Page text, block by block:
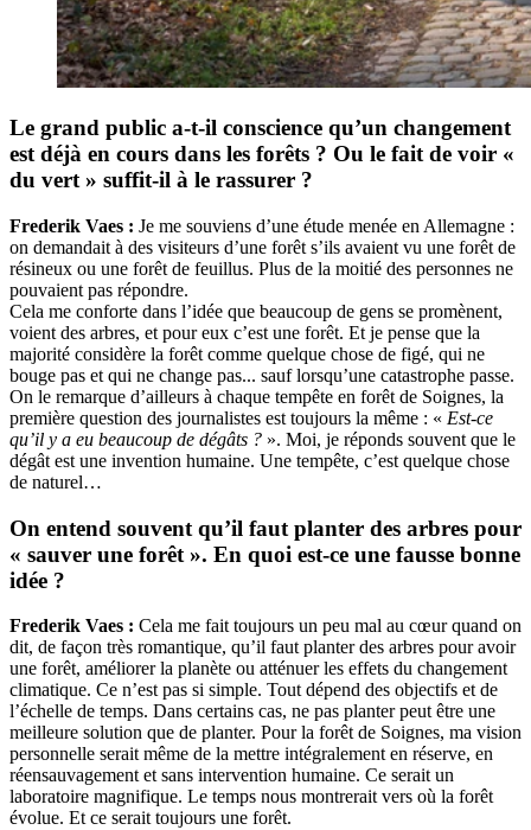
Le grand public a-t-il conscience qu’un changement
est déjà en cours dans les forêts ? Ou le fait de voir «
du vert » suffit-il à le rassurer ?
Frederik Vaes : Je me souviens d’une étude menée en Allemagne :
on demandait à des visiteurs d’une forêt s’ils avaient vu une forêt de
résineux ou une forêt de feuillus. Plus de la moitié des personnes ne
pouvaient pas répondre.
Cela me conforte dans l’idée que beaucoup de gens se promènent,
voient des arbres, et pour eux c’est une forêt. Et je pense que la
majorité considère la forêt comme quelque chose de figé, qui ne
bouge pas et qui ne change pas... sauf lorsqu’une catastrophe passe.
On le remarque d’ailleurs à chaque tempête en forêt de Soignes, la
première question des journalistes est toujours la même : « Est-ce
qu’il y a eu beaucoup de dégâts ? ». Moi, je réponds souvent que le
dégât est une invention humaine. Une tempête, c’est quelque chose
de naturel…
On entend souvent qu’il faut planter des arbres pour
« sauver une forêt ». En quoi est-ce une fausse bonne
idée ?
Frederik Vaes : Cela me fait toujours un peu mal au cœur quand on
dit, de façon très romantique, qu’il faut planter des arbres pour avoir
une forêt, améliorer la planète ou atténuer les effets du changement
climatique. Ce n’est pas si simple. Tout dépend des objectifs et de
l’échelle de temps. Dans certains cas, ne pas planter peut être une
meilleure solution que de planter. Pour la forêt de Soignes, ma vision
personnelle serait même de la mettre intégralement en réserve, en
réensauvagement et sans intervention humaine. Ce serait un
laboratoire magnifique. Le temps nous montrerait vers où la forêt
évolue. Et ce serait toujours une forêt.